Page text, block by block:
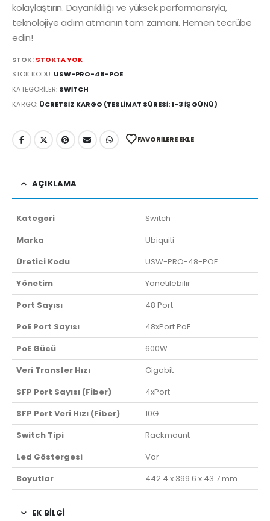
kolaylaştırın. Dayanıklılığı ve yüksek performansıyla,
teknolojiye adım atmanın tam zamanı. Hemen tecrübe
edin!
STOK: STOKTA YOK
STOK KODU: USW-PRO-48-POE
KATEGORILER: SWITCH
KARGO: ÜCRETSIZ KARGO (TESLIMAT SÜRESI: 1-3 İŞ GÜNÜ)
FAVORILERE EKLE
AÇIKLAMA
Kategori
Switch
Marka
Ubiquiti
Üretici Kodu
USW-PRO-48-POE
Yönetim
Yönetilebilir
Port Sayısı
48 Port
PoE Port Sayısı
48xPort PoE
PoE Gücü
600W
Veri Transfer Hızı
Gigabit
SFP Port Sayısı (Fiber)
4xPort
SFP Port Veri Hızı (Fiber)
10G
Switch Tipi
Rackmount
Led Göstergesi
Var
Boyutlar
442.4 x 399.6 x 43.7 mm
EK BILGI